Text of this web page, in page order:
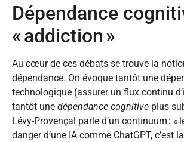
Dépendance
« addiction »
Au cœur de ces débats se trouve la
dépendance. On évoque tantôt une
technologique (assurer un flux continu
tantôt une dépendance cognitive plus
Lévy-Provençal parle d’un continuum : «
danger d’une IA comme ChatGPT, c’est